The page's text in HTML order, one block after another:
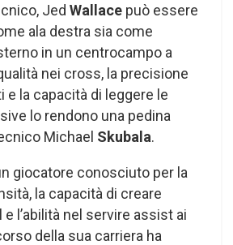
Jed Wallace può essere
ala destra sia come
in un centrocampo a
nei cross, la precisione
e la capacità di leggere le
lo rendono una pedina
Michael Skubala.
giocatore conosciuto per la
la capacità di creare
l’abilità nel servire assist ai
della sua carriera ha